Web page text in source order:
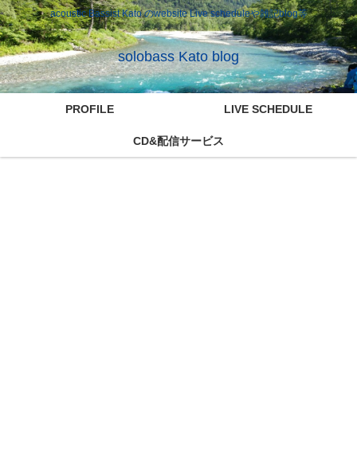
acoustic Bassist Kato のwebsite Live scheduleや雑記blog等
solobass Kato blog
PROFILE LIVE SCHEDULE
CD&配信サービス